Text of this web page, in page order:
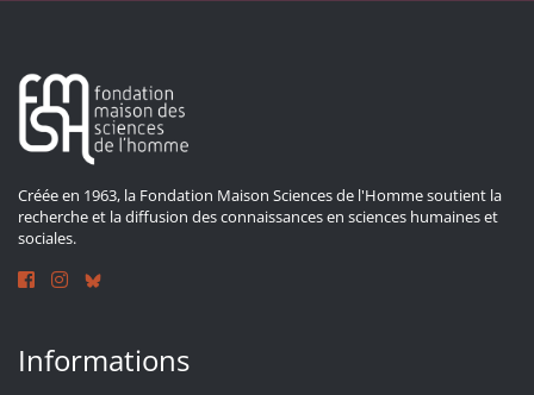
Créée en 1963, la Fondation Maison Sciences de l'Homme soutient la
recherche et la diffusion des connaissances en sciences humaines et
sociales.
Informations